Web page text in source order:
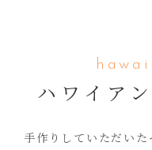
ハワイア
手作りしていただい